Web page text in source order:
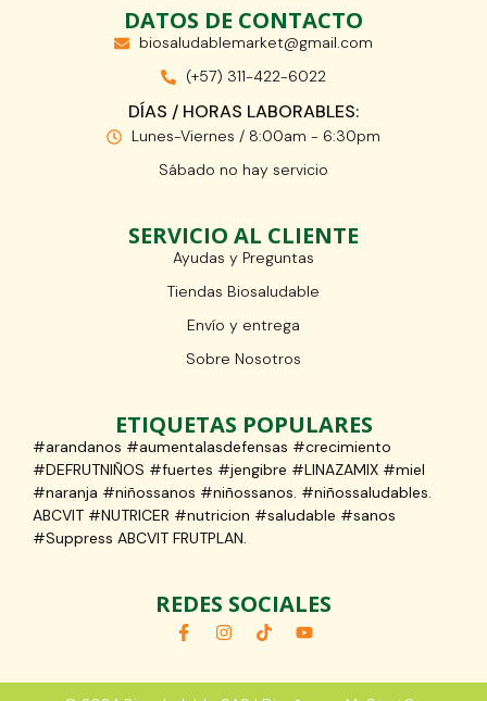
DATOS DE CONTACTO
biosaludablemarket@gmail.com
(+57) 311-422-6022
DÍAS / HORAS LABORABLES:
Lunes-Viernes / 8:00am - 6:30pm
Sábado no hay servicio
SERVICIO AL CLIENTE
Ayudas y Preguntas
Tiendas Biosaludable
Envío y entrega
Sobre Nosotros
ETIQUETAS POPULARES
#arandanos #aumentalasdefensas #crecimiento
#DEFRUTNIÑOS #fuertes #jengibre #LINAZAMIX #miel
#naranja #niñossanos #niñossanos. #niñossaludables.
ABCVIT #NUTRICER #nutricion #saludable #sanos
#Suppress ABCVIT FRUTPLAN.
REDES SOCIALES